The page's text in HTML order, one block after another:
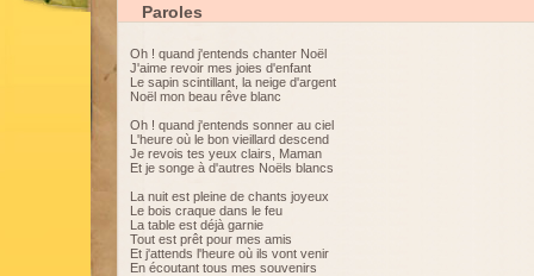
Paroles
Oh ! quand j'entends chanter Noël
J'aime revoir mes joies d'enfant
Le sapin scintillant, la neige d'argent
Noël mon beau rêve blanc
Oh ! quand j'entends sonner au ciel
L'heure où le bon vieillard descend
Je revois tes yeux clairs, Maman
Et je songe à d'autres Noëls blancs
La nuit est pleine de chants joyeux
Le bois craque dans le feu
La table est déjà garnie
Tout est prêt pour mes amis
Et j'attends l'heure où ils vont venir
En écoutant tous mes souvenirs